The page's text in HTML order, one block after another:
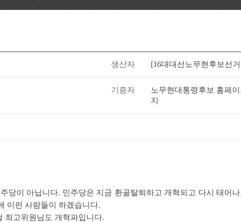
생산자 [16대대선노무현후보선
기증자
노무현대통령후보 홈페
지
당이 아닙니다. 민주당은 지금 환골탈퇴하고 개혁되고 다시 태어
이런 사람들이 하겠습니다.
최고위원님도 개혁파입니다.